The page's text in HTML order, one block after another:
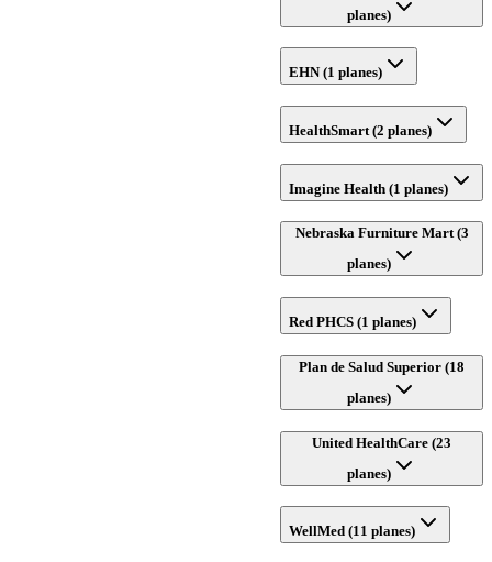
planes)
EHN (1 planes)
HealthSmart (2 planes)
Imagine Health (1 planes)
Nebraska Furniture Mart (3
planes)
Red PHCS (1 planes)
Plan de Salud Superior (18
planes)
United HealthCare (23
planes)
WellMed (11 planes)